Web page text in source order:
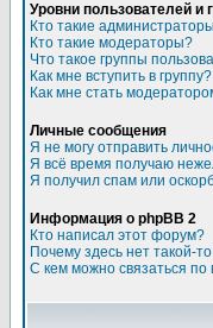
Уровни пользователей и
Кто такие
Кто такие модераторы?
Что такое группы
Как мне вступить в группу?
Как мне стать
Личные сообщения
Я не могу отправить
Я всё время получаю
Я получил спам или
Информация о phpBB 2
Кто написал этот форум?
Почему здесь нет такой-
С кем можно связаться по